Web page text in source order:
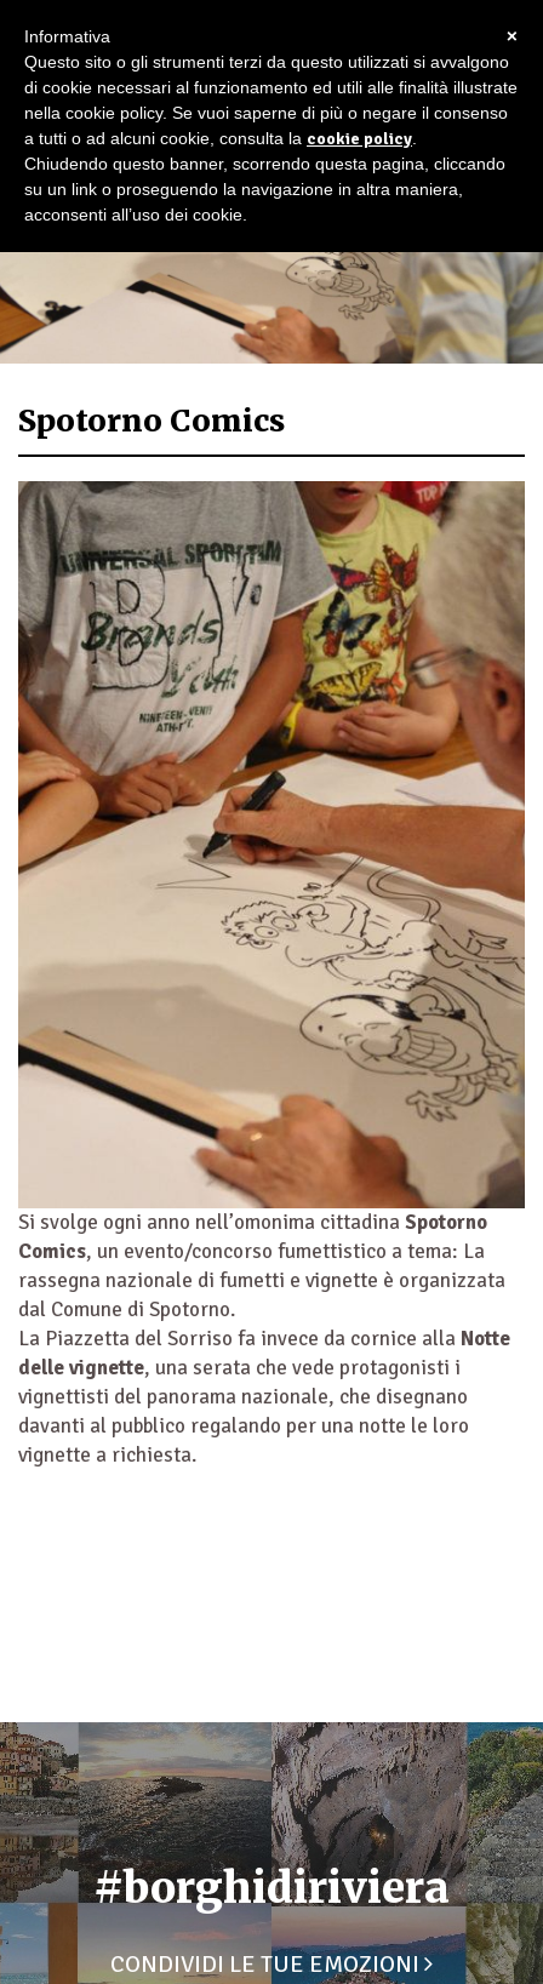
Spotorno Comics
Si svolge ogni anno nell’omonima cittadina Spotorno
Comics, un evento/concorso fumettistico a tema: La
rassegna nazionale di fumetti e vignette è organizzata
dal Comune di Spotorno.
La Piazzetta del Sorriso fa invece da cornice alla Notte
delle vignette, una serata che vede protagonisti i
vignettisti del panorama nazionale, che disegnano
davanti al pubblico regalando per una notte le loro
vignette a richiesta.
#borghidiriviera
CONDIVIDI LE TUE EMOZIONI
×
Informativa
Questo sito o gli strumenti terzi da questo utilizzati si avvalgono
di cookie necessari al funzionamento ed utili alle finalità illustrate
nella cookie policy. Se vuoi saperne di più o negare il consenso
a tutti o ad alcuni cookie, consulta la cookie policy
Chiudendo questo banner, scorrendo questa pagina, cliccando
su un link o proseguendo la navigazione in altra maniera,
acconsenti all’uso dei cookie.